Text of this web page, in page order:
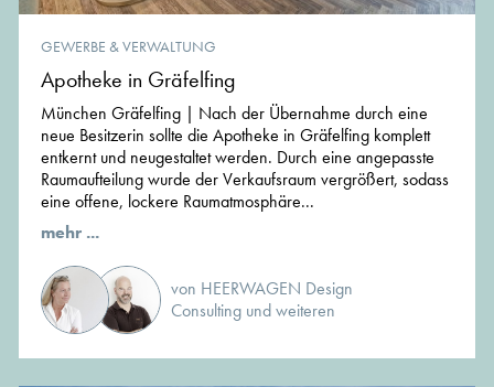
GEWERBE & VERWALTUNG
Apotheke in Gräfelfing
München Gräfelfing | Nach der Übernahme durch eine
neue Besitzerin sollte die Apotheke in Gräfelfing komplett
entkernt und neugestaltet werden. Durch eine angepasste
Raumaufteilung wurde der Verkaufsraum vergrößert, sodass
eine offene, lockere Raumatmosphäre...
mehr ...
von HEERWAGEN Design
Consulting und weiteren